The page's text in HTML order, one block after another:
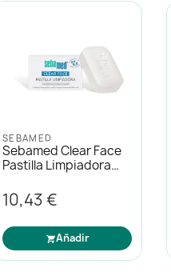
DUCRAY
Ducray Sensinol
Aceite Limpiador
21,54 €
Añadir